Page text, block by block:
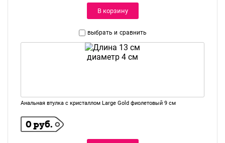
В корзину
выбрать и сравнить
Анальная втулка с кристаллом Large Gold фиолетовый 9 см
0 руб.